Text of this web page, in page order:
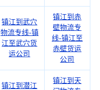
镇江到武穴
物流专线-镇
江至武穴货
运公司
镇江到赤
壁物流专
线-镇江至
赤壁货运
公司
镇江到潜江
镇江到天